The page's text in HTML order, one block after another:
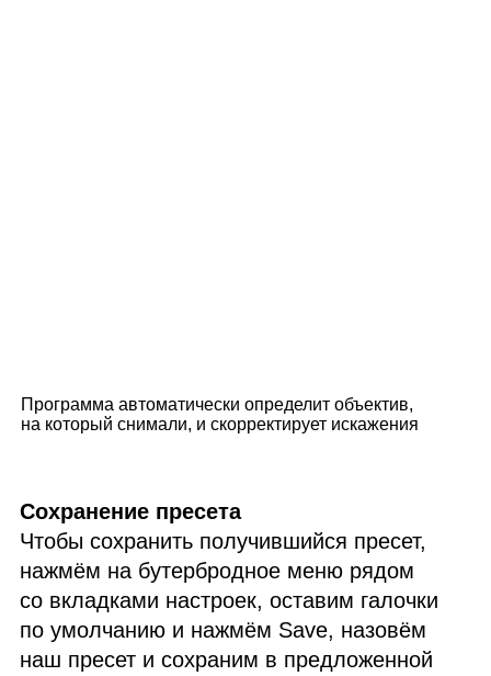
Программа автоматически определит объектив,
на который снимали, и скорректирует искажения
Сохранение пресета
Чтобы сохранить получившийся пресет,
нажмём на бутербродное меню рядом
со вкладками настроек, оставим галочки
по умолчанию и нажмём Save, назовём
наш пресет и сохраним в предложенной